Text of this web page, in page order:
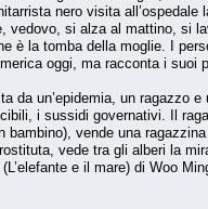
nero visita
si alza al mattino, si
la tomba della moglie. I
oggi, ma racconta i suoi
da un’epidemia, un ragazzo
i sussidi governativi. Il
vende una
vede tra gli alberi la
e il mare) di Woo